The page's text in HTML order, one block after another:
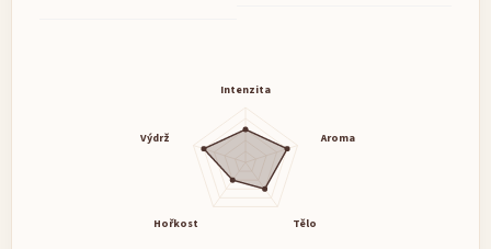
Intenzita
Aroma
Tělo
Hořkost
Výdrž